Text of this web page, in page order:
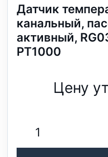
Датчик
канальный,
активный,
PT1000
Цену